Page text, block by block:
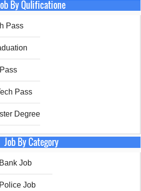
By Qulificatione
Pass
Pass
Degree
Job By Category
Bank Job
Police Job